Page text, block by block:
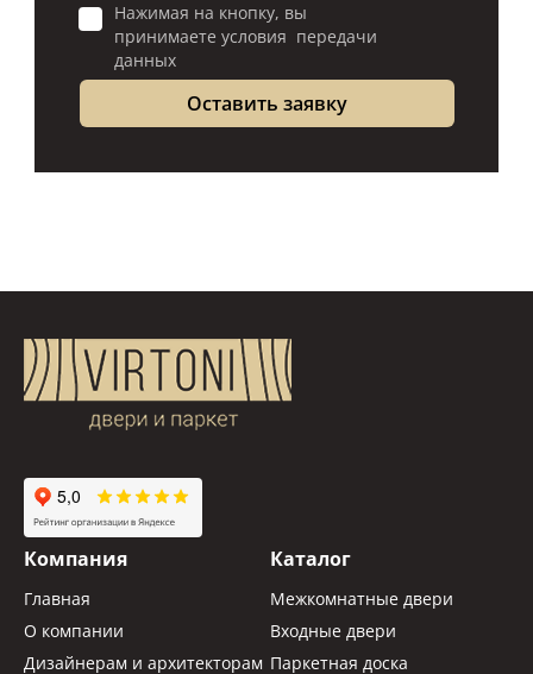
Нажимая на кнопку, вы
принимаете условия передачи
данных
Компания
Главная
О компании
Дизайнерам и архитекторам
Каталог
Межкомнатные двери
Входные двери
Паркетная доска